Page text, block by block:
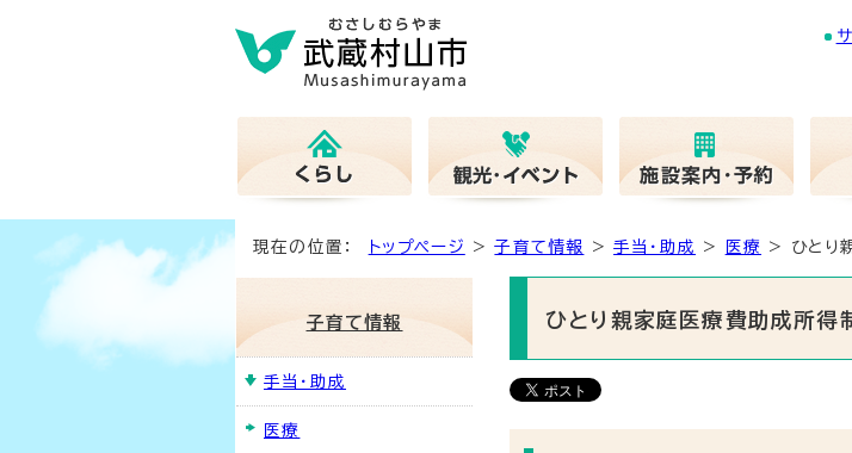
現在の位置： トップページ >子育て情報 >手当・助成 > 医療 > ひとり
ひとり親家庭医療費助成所得
子育て情報
手当・助成
医療